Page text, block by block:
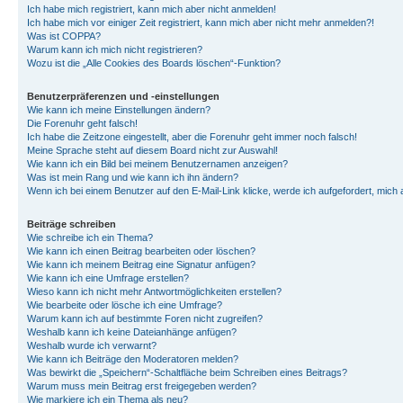
Ich habe mich registriert, kann mich aber nicht anmelden!
Ich habe mich vor einiger Zeit registriert, kann mich aber nicht mehr anmelden?!
Was ist COPPA?
Warum kann ich mich nicht registrieren?
Wozu ist die „Alle Cookies des Boards löschen“-Funktion?
Benutzerpräferenzen und -einstellungen
Wie kann ich meine Einstellungen ändern?
Die Forenuhr geht falsch!
Ich habe die Zeitzone eingestellt, aber die Forenuhr geht immer noch falsch!
Meine Sprache steht auf diesem Board nicht zur Auswahl!
Wie kann ich ein Bild bei meinem Benutzernamen anzeigen?
Was ist mein Rang und wie kann ich ihn ändern?
Wenn ich bei einem Benutzer auf den E-Mail-Link klicke, werde ich aufgefordert, mich
Beiträge schreiben
Wie schreibe ich ein Thema?
Wie kann ich einen Beitrag bearbeiten oder löschen?
Wie kann ich meinem Beitrag eine Signatur anfügen?
Wie kann ich eine Umfrage erstellen?
Wieso kann ich nicht mehr Antwortmöglichkeiten erstellen?
Wie bearbeite oder lösche ich eine Umfrage?
Warum kann ich auf bestimmte Foren nicht zugreifen?
Weshalb kann ich keine Dateianhänge anfügen?
Weshalb wurde ich verwarnt?
Wie kann ich Beiträge den Moderatoren melden?
Was bewirkt die „Speichern“-Schaltfläche beim Schreiben eines Beitrags?
Warum muss mein Beitrag erst freigegeben werden?
Wie markiere ich ein Thema als neu?